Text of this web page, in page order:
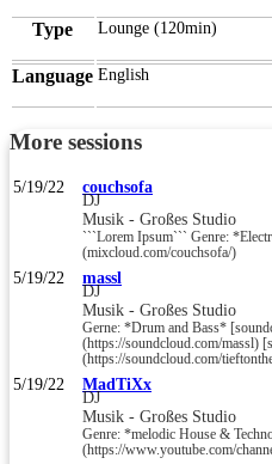
Type Lounge (120min)
Language English
More sessions
5/19/22 couchsofa
DJ
Musik - Großes Studio
```Lorem Ipsum``` Genre:
(mixcloud.com/couchsofa/)
5/19/22 massl
DJ
Musik - Großes Studio
Gerne: *Drum and Bass*
(https://soundcloud.com/massl)
(https://soundcloud.com/
5/19/22 MadTiXx
DJ
Musik - Großes Studio
Genre: *melodic House &
(https://www.youtube.com/